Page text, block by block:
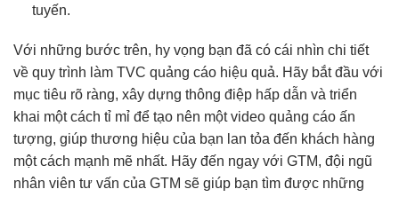
tuyến.
Với những bước trên, hy vọng bạn đã có cái nhìn chi tiết
về quy trình làm TVC quảng cáo hiệu quả. Hãy bắt đầu với
mục tiêu rõ ràng, xây dựng thông điệp hấp dẫn và triển
khai một cách tỉ mỉ để tạo nên một video quảng cáo ấn
tượng, giúp thương hiệu của bạn lan tỏa đến khách hàng
một cách mạnh mẽ nhất. Hãy đến ngay với GTM, đội ngũ
nhân viên tư vấn của GTM sẽ giúp bạn tìm được những